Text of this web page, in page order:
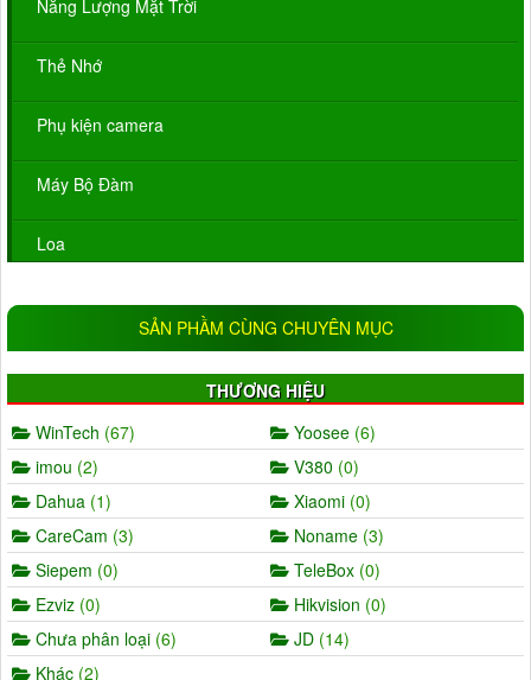
Năng Lượng Mặt Trời
Thẻ Nhớ
Phụ kiện camera
Máy Bộ Đàm
Loa
SẢN PHẦM CÙNG CHUYÊN MỤC
THƯƠNG HIỆU
WinTech (67) Yoosee (6)
imou (2) V380 (0)
Dahua (1) Xiaomi (0)
CareCam (3) Noname (3)
Siepem (0) TeleBox (0)
Ezviz (0) Hikvision (0)
Chưa phân loại (6) JD (14)
Khác (2)